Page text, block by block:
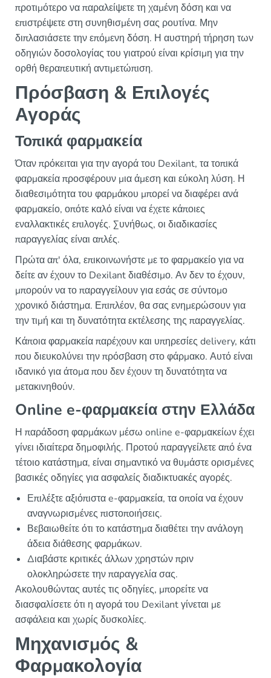
προτιμότερο να παραλείψετε τη χαμένη δόση και να
επιστρέψετε στη συνηθισμένη σας ρουτίνα. Μην
διπλασιάσετε την επόμενη δόση. Η αυστηρή τήρηση των
οδηγιών δοσολογίας του γιατρού είναι κρίσιμη για την
ορθή θεραπευτική αντιμετώπιση.
Πρόσβαση & Επιλογές
Αγοράς
Τοπικά φαρμακεία
Όταν πρόκειται για την αγορά του Dexilant, τα τοπικά
φαρμακεία προσφέρουν μια άμεση και εύκολη λύση. Η
διαθεσιμότητα του φαρμάκου μπορεί να διαφέρει ανά
φαρμακείο, οπότε καλό είναι να έχετε κάποιες
εναλλακτικές επιλογές. Συνήθως, οι διαδικασίες
παραγγελίας είναι απλές.
Πρώτα απ' όλα, επικοινωνήστε με το φαρμακείο για να
δείτε αν έχουν το Dexilant διαθέσιμο. Αν δεν το έχουν,
μπορούν να το παραγγείλουν για εσάς σε σύντομο
χρονικό διάστημα. Επιπλέον, θα σας ενημερώσουν για
την τιμή και τη δυνατότητα εκτέλεσης της παραγγελίας.
Κάποια φαρμακεία παρέχουν και υπηρεσίες delivery, κάτι
που διευκολύνει την πρόσβαση στο φάρμακο. Αυτό είναι
ιδανικό για άτομα που δεν έχουν τη δυνατότητα να
μετακινηθούν.
Online e-φαρμακεία στην Ελλάδα
Η παράδοση φαρμάκων μέσω online e-φαρμακείων έχει
γίνει ιδιαίτερα δημοφιλής. Προτού παραγγείλετε από ένα
τέτοιο κατάστημα, είναι σημαντικό να θυμάστε ορισμένες
βασικές οδηγίες για ασφαλείς διαδικτυακές αγορές.
Επιλέξτε αξιόπιστα e-φαρμακεία, τα οποία να έχουν
αναγνωρισμένες πιστοποιήσεις.
Βεβαιωθείτε ότι το κατάστημα διαθέτει την ανάλογη
άδεια διάθεσης φαρμάκων.
Διαβάστε κριτικές άλλων χρηστών πριν
ολοκληρώσετε την παραγγελία σας.
Ακολουθώντας αυτές τις οδηγίες, μπορείτε να
διασφαλίσετε ότι η αγορά του Dexilant γίνεται με
ασφάλεια και χωρίς δυσκολίες.
Μηχανισμός &
Φαρμακολογία